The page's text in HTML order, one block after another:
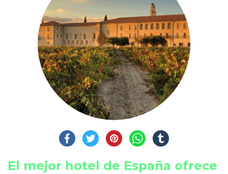
El mejor hotel de España ofrece